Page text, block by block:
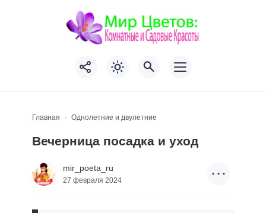
Главная Однолетние и двулетние
Вечерница посадка и уход
mir_poeta_ru
27 февраля 2024